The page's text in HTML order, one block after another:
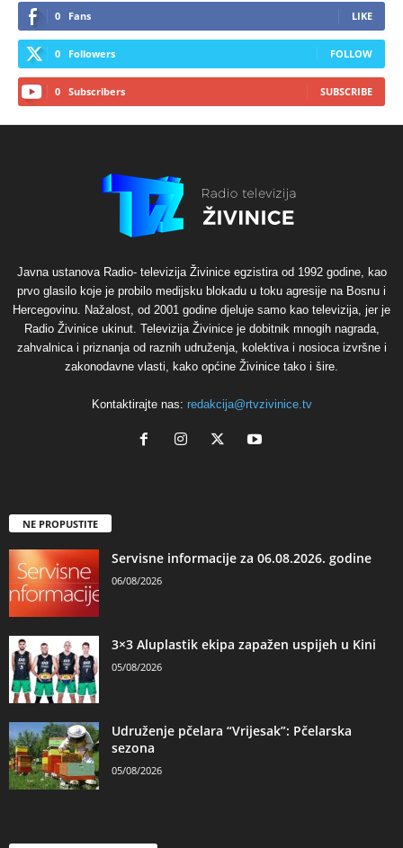
0 Fans LIKE
0 Followers FOLLOW
0 Subscribers SUBSCRIBE
Javna ustanova Radio- televizija Živinice egzistira od 1992 godine, kao
prvo glasilo koje je probilo medijsku blokadu u toku agresije na Bosnu i
Hercegovinu. Nažalost, od 2001 godine djeluje samo kao televizija, jer je
Radio Živinice ukinut. Televizija Živinice je dobitnik mnogih nagrada,
zahvalnica i priznanja od raznih udruženja, kolektiva i nosioca izvršne i
zakonodavne vlasti, kako općine Živinice tako i šire.
Kontaktirajte nas: redakcija@rtvzivinice.tv
NE PROPUSTITE
Servisne informacije za 06.08.2026. godine
06/08/2026
3×3 Aluplastik ekipa zapažen uspijeh u Kini
05/08/2026
Udruženje pčelara “Vrijesak”: Pčelarska
sezona
05/08/2026